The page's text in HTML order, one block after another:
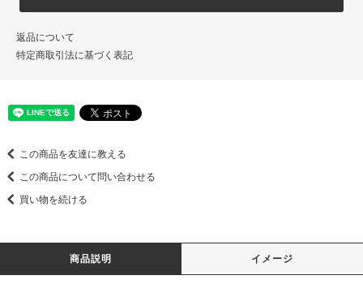
返品について
特定商取引法に基づく表記
この商品を友達に教える
この商品について問い合わせる
買い物を続ける
商品説明 イメージ